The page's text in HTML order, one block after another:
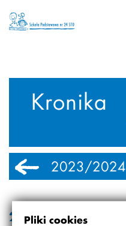
Pliki cookies
Kronika
2023/2024
2015.04.20